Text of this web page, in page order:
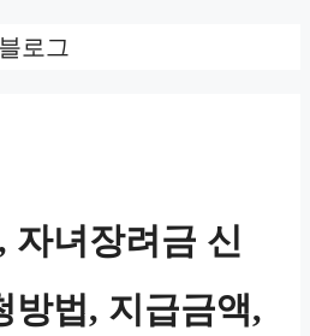
로그
자녀장려금 신
방법, 지급금액,